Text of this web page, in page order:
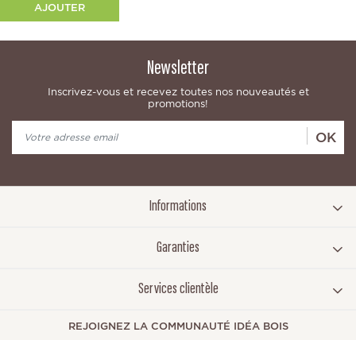
AJOUTER
Newsletter
Inscrivez-vous et recevez toutes nos nouveautés et
promotions!
OK
Informations
Garanties
Services clientèle
REJOIGNEZ LA COMMUNAUTÉ IDÉA BOIS